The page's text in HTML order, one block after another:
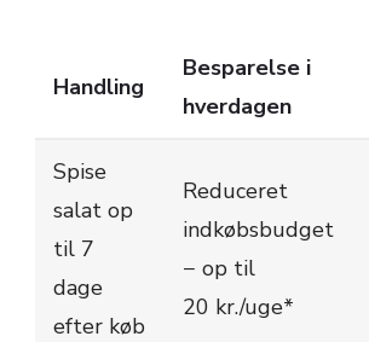
Handling
Besparelse i
hverdagen
Spise
salat op
til 7
dage
efter køb
Reduceret
indkøbsbudget
− op til
20 kr./uge*